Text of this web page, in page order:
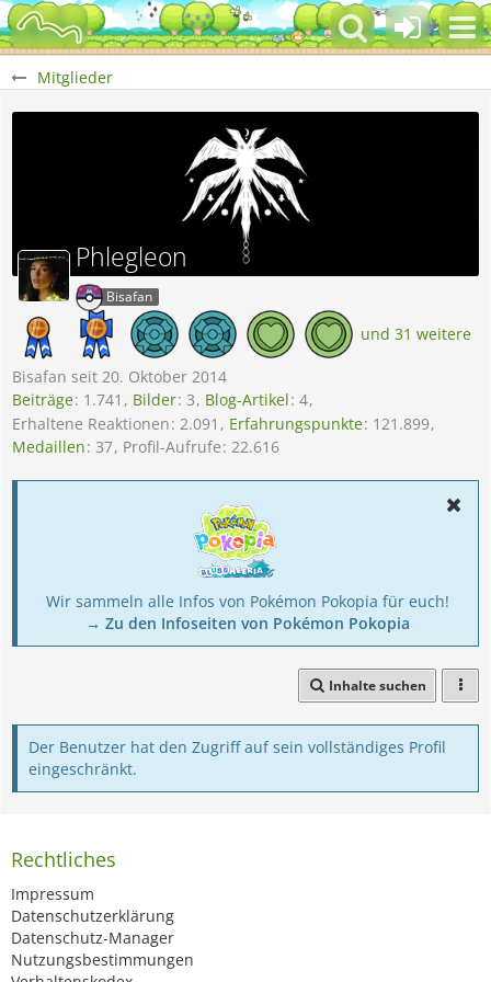
Mitglieder
Phlegleon
Bisafan
und 31 weitere
Bisafan seit 20. Oktober 2014
Beiträge 1.741 Bilder 3 Blog-Artikel 4
Erhaltene Reaktionen 2.091 Erfahrungspunkte 121.899
Medaillen 37 Profil-Aufrufe 22.616
Wir sammeln alle Infos von Pokémon Pokopia für euch!
→ Zu den Infoseiten von Pokémon Pokopia
Inhalte suchen
Der Benutzer hat den Zugriff auf sein vollständiges Profil
eingeschränkt.
Rechtliches
Impressum
Datenschutzerklärung
Datenschutz-Manager
Nutzungsbestimmungen